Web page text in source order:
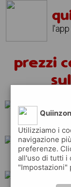
prezzi
eni
Utilizziamo i
navigazione
preferenze.
all'uso di tutti i
"Impostazioni"